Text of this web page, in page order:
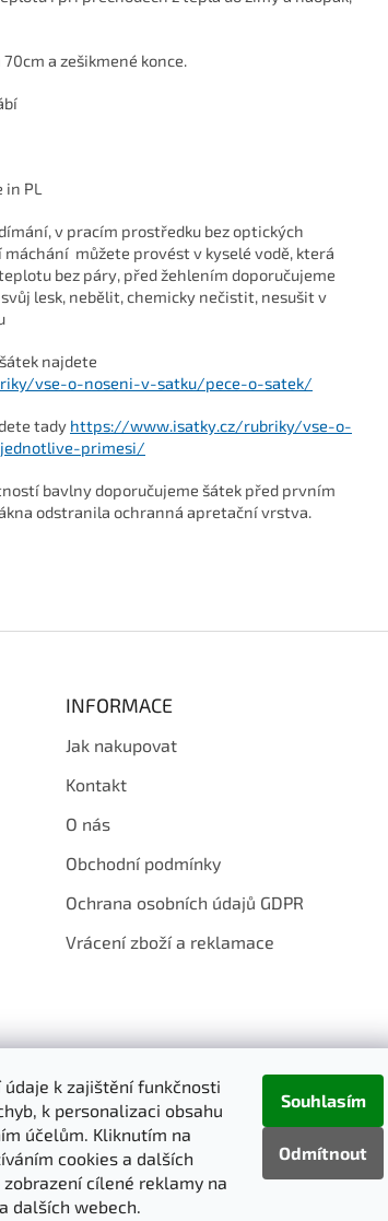
údaje k zajištění funkčnosti
k personalizaci obsahu
účelům. Kliknutím na
cookies a dalších
cílené reklamy na
dalších webech.
Odmítnout
Souhlasím
a zešikmené konce.
PL
v pracím prostředku bez optických
máchání můžete provést v kyselé vodě, která
bez páry, před žehlením doporučujeme
lesk, nebělit, chemicky nečistit, nesušit v
najdete
vse-o-noseni-v-satku/pece-o-satek/
tady https://www.isatky.cz/rubriky/vse-o-
primesi/
bavlny doporučujeme šátek před prvním
odstranila ochranná apretační vrstva.
INFORMACE
Jak nakupovat
Kontakt
O nás
Obchodní podmínky
Ochrana osobních údajů GDPR
Vrácení zboží a reklamace